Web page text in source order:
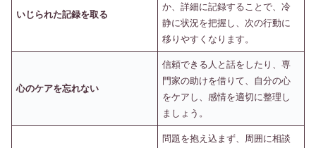
いじられた記録を取る
か、詳細に記録することで、冷
静に状況を把握し、次の行動に
移りやすくなります。
心のケアを忘れない
信頼できる人と話をしたり、専
門家の助けを借りて、自分の心
をケアし、感情を適切に整理し
ましょう。
問題を抱え込まず、周囲に相談